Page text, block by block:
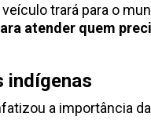
trará para o
atender quem
indígenas
a importância